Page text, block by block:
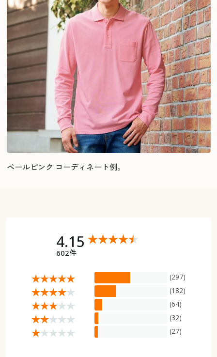
ペールピンク コーディネート例。
4.15
602件
(297)
(182)
(64)
(32)
(27)